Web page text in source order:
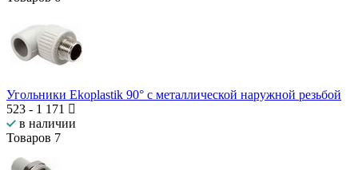
Угольники Ekoplastik 90° с металлической наружной резьбой
523 - 1 171
в наличии
Товаров 7